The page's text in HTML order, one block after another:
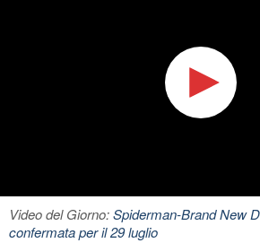
Video del Giorno:Spiderman-Brand New
confermata per il 29 luglio